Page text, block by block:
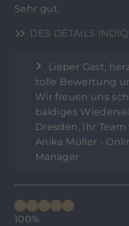
Sehr gut.
DES DÉTAILS
Lieber Gast,
tolle Bewertung
Wir freuen uns
baldiges
Dresden, Ihr
Anika Müller -
Manager
100%